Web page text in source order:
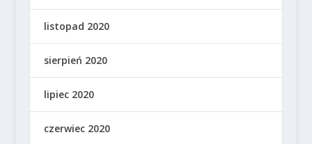
listopad 2020
sierpień 2020
lipiec 2020
czerwiec 2020